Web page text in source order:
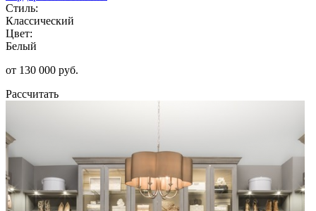
Стиль:
Классический
Цвет:
Белый
от 130 000 руб.
Рассчитать